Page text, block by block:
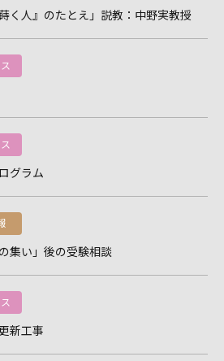
く人』のたとえ」説教：中野実教授
グラム
集い」後の受験相談
新工事